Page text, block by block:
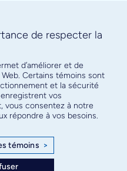
infolettre
facultaire
de respecter la
d’améliorer et de
Certains témoins sont
et la sécurité
vos
vous consentez à notre
répondre à vos besoins.
témoins >